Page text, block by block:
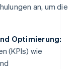
an, um die
Optimierung:
(KPIs) wie